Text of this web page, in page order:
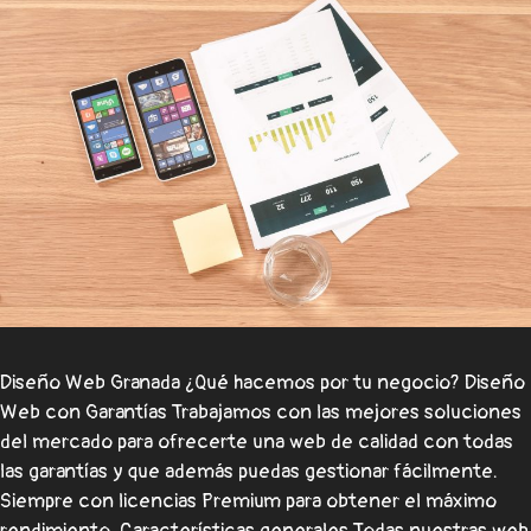
Diseño Web Granada ¿Qué hacemos por tu negocio? Diseño
Web con Garantías Trabajamos con las mejores soluciones
del mercado para ofrecerte una web de calidad con todas
las garantías y que además puedas gestionar fácilmente.
Siempre con licencias Premium para obtener el máximo